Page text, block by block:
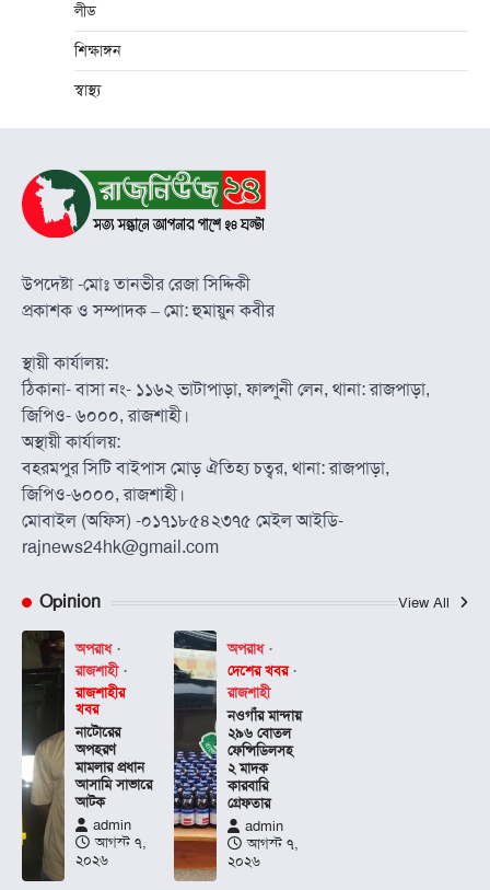
লীড
শিক্ষাঙ্গন
স্বাস্থ্য
উপদেষ্টা -মোঃ তানভীর রেজা সিদ্দিকী
প্রকাশক ও সম্পাদক – মো: হুমায়ুন কবীর
স্থায়ী কার্যালয়:
ঠিকানা- বাসা নং- ১১৬২ ভাটাপাড়া, ফাল্গুনী লেন, থানা: রাজপাড়া,
জিপিও- ৬০০০, রাজশাহী।
অস্থায়ী কার্যালয়:
বহরমপুর সিটি বাইপাস মোড় ঐতিহ্য চত্বর, থানা: রাজপাড়া,
জিপিও-৬০০০, রাজশাহী।
মোবাইল (অফিস) -০১৭১৮৫৪২৩৭৫ মেইল আইডি-
rajnews24hk@gmail.com
Opinion View All
অপরাধ
রাজশাহী
রাজশাহীর
খবর
নাটোরের
অপহরণ
মামলার প্রধান
আসামি সাভারে
আটক
admin
আগস্ট ৭,
২০২৬
অপরাধ
দেশের খবর
রাজশাহী
নওগাঁর মান্দায়
২৯৬ বোতল
ফেন্সিডিলসহ
২ মাদক
কারবারি
গ্রেফতার
admin
আগস্ট ৭,
২০২৬